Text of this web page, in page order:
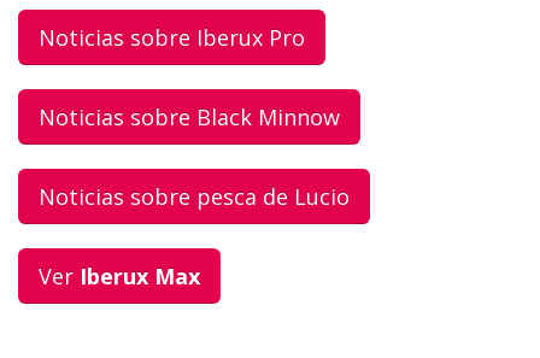
Noticias sobre Iberux Pro
Noticias sobre Black Minnow
Noticias sobre pesca de Lucio
Ver Iberux Max